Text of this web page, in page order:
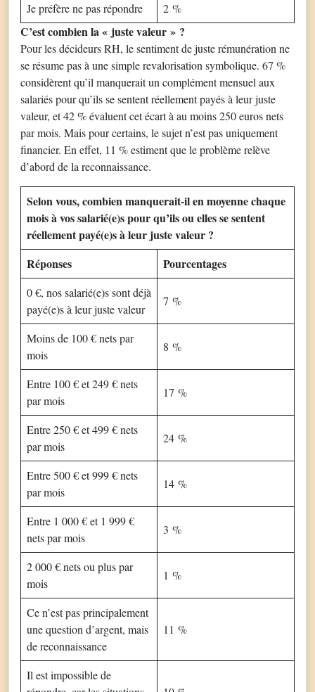
Je préfère ne pas répondre 2 %
C’est combien la « juste valeur » ?
Pour les décideurs RH, le sentiment de juste rémunération ne
se résume pas à une simple revalorisation symbolique. 67 %
considèrent qu’il manquerait un complément mensuel aux
salariés pour qu’ils se sentent réellement payés à leur juste
valeur, et 42 % évaluent cet écart à au moins 250 euros nets
par mois. Mais pour certains, le sujet n’est pas uniquement
financier. En effet, 11 % estiment que le problème relève
d’abord de la reconnaissance.
Selon vous, combien manquerait-il en moyenne chaque
mois à vos salarié(e)s pour qu’ils ou elles se sentent
réellement payé(e)s à leur juste valeur ?
Réponses
Pourcentages
0 €, nos salarié(e)s sont déjà
payé(e)s à leur juste valeur
7 %
Moins de 100 € nets par
mois
8 %
Entre 100 € et 249 € nets
par mois
17 %
Entre 250 € et 499 € nets
par mois
24 %
Entre 500 € et 999 € nets
par mois
14 %
Entre 1 000 € et 1 999 €
nets par mois
3 %
2 000 € nets ou plus par
mois
1 %
Ce n’est pas principalement
une question d’argent, mais
de reconnaissance
11 %
Il est impossible de